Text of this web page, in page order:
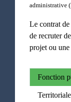
administrative
Le contrat
de recruter
projet ou
Fonction